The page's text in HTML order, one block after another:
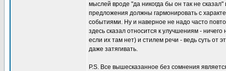
мыслей вроде "да никогда бы он так не
предложения должны гармонировать с
событиями. Ну и наверное не надо часто
здесь сказал относится к улучшениям -
если их там нет) и стилем речи - ведь суть от
даже затягивать.
P.S. Все вышесказанное без сомнения